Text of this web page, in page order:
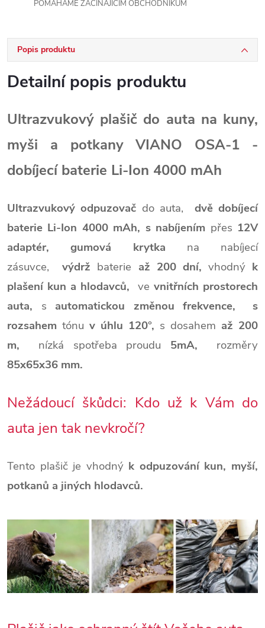
POMÁHÁME ZAČÍNAJÍCÍM OBCHODNÍKŮM
Popis produktu
Detailní popis produktu
Ultrazvukový plašič do auta na kuny,
myši a potkany VIANO OSA-1 -
dobíjecí baterie Li-Ion 4000 mAh
Ultrazvukový odpuzovač do auta, dvě dobíjecí
baterie Li-Ion 4000 mAh, s nabíjením přes 12V
adaptér, gumová krytka na nabíjecí
zásuvce,výdrž baterie až 200 dní, vhodnýk
plašení kun a hlodavců, ve vnitřních prostorech
auta, s automatickou změnou frekvence,
s
rozsahem tónu v úhlu 120°, s dosahem až 200
m, nízká spotřeba proudu 5mA, rozměry
85x65x36 mm.
Nežádoucí škůdci: Kdo už k Vám do
auta jen tak nevkročí?
Tento plašič je vhodný k odpuzování kun, myší,
potkanů a jiných hlodavců.